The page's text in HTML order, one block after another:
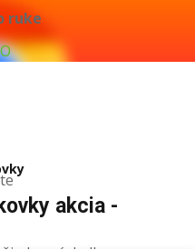
ruke
akcia -